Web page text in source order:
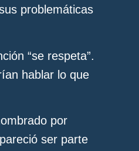
problemáticas
“se respeta”.
hablar lo que
por
ser parte